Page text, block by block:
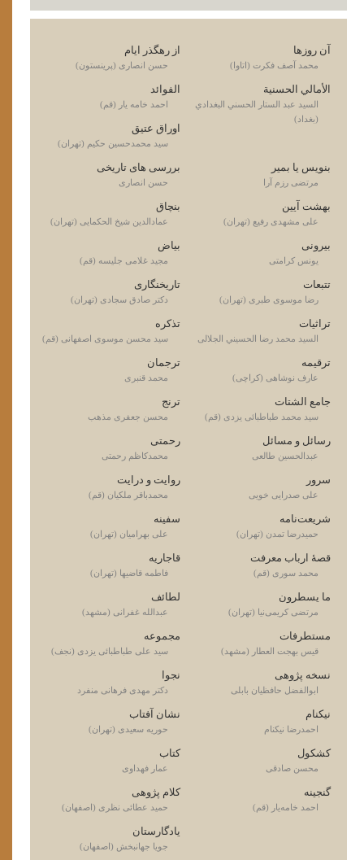
آن روزها
محمد آصف فكرت (اتاوا)
از رهگذر ایام
حسن انصاری (پرینستون)
الأمالي الحسنية
السيد عبد الستار الحسني البغدادي
(بغداد)
الفوائد
احمد خامه یار (قم)
اوراق عتیق
سید محمدحسین حکیم (تهران)
بررسی های تاریخی
حسن انصارى
بنویس یا بمیر
مرتضی رزم آرا
بنچاق
عمادالدین شیخ الحکمایی (تهران)
بهشت آیین
علی مشهدی رفیع (تهران)
بیاض
مجید غلامی جلیسه (قم)
بیرونی
یونس کرامتی
تاریخنگاری
دکتر صادق سجادی (تهران)
تتبعات
رضا موسوی طبری (تهران)
تذکره
سيد محسن موسوى اصفهانی (قم)
تراثیات
السيد محمد رضا الحسيني الجلالی
ترجمان
محمد قنبرى
ترقيمه
عارف نوشاهى (کراچی)
ترنج
محسن جعفرى مذهب
جامع الشتات
سید محمد طباطبائی یزدی (قم)
رحمتی
محمدکاظم رحمتی
رسائل و مسائل
عبدالحسین طالعی
روایت و درایت
محمدباقر ملکیان (قم)
سرور
على صدرايى خويى
سفینه
علی بهرامیان (تهران)
شریعت‌نامه
حمیدرضا تمدن (تهران)
قاجاریه
فاطمه قاضیها (تهران)
قصۀ ارباب معرفت
محمد سوری (قم)
لطائف
عبدالله غفرانی (مشهد)
ما یسطرون
مرتضی کریمی‌نیا (تهران)
مجموعه
سید علی طباطبائی یزدی (نجف)
مستطرفات
قیس بهجت العطار (مشهد)
نجوا
دکتر مهدی فرهانی منفرد
نسخه پژوهی
ابوالفضل حافظیان بابلی
نشان آفتاب
حوریه سعیدی (تهران)
نیکنام
احمدرضا نیکنام
کتاب
عمار فهداوی
کشکول
محسن صادقی
کلام پژوهی
حمید عطائی نظری (اصفهان)
گنجینه
احمد خامه‌یار (قم)
یادگارستان
جویا جهانبخش (اصفهان)